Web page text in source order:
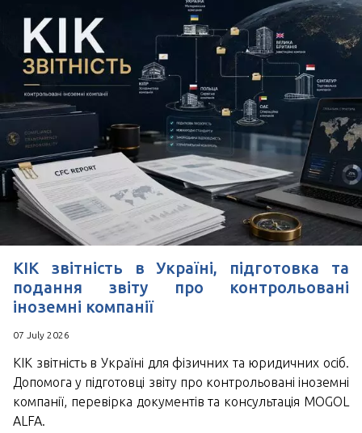
КІК звітність в Україні, підготовка та
подання звіту про контрольовані
іноземні компанії
07 July 2026
КІК звітність в Україні для фізичних та юридичних осіб.
Допомога у підготовці звіту про контрольовані іноземні
компанії, перевірка документів та консультація MOGOL
ALFA.